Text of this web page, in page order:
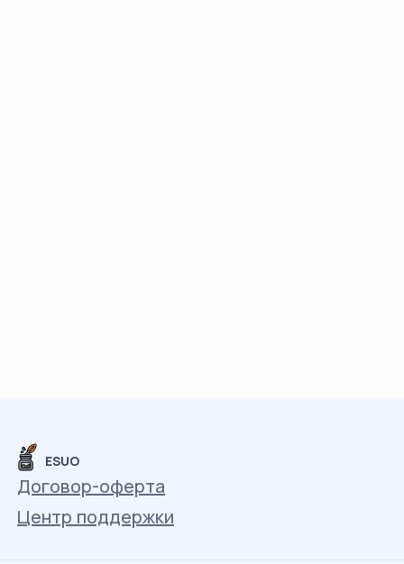
ESUO
Договор-оферта
Центр поддержки